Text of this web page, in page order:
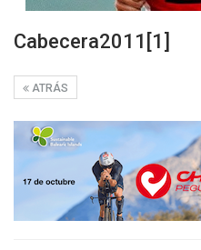
Cabecera2011[1]
ATRÁS